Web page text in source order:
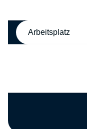
Arbeitsplatz